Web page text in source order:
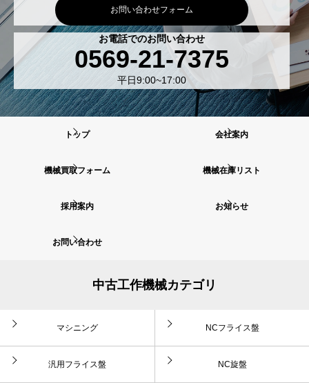
お問い合わせフォーム
お電話でのお問い合わせ
0569-21-7375
平日9:00~17:00
トップ 会社案内
機械買取フォーム 機械在庫リスト
採用案内 お知らせ
お問い合わせ
中古工作機械カテゴリ
マシニング NCフライス盤
汎用フライス盤 NC旋盤